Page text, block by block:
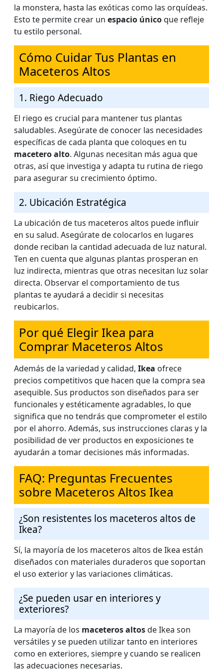
la monstera, hasta las exóticas como las orquídeas.
Esto te permite crear un espacio únicoque refleje
tu estilo personal.
Cómo Cuidar Tus Plantas en
Maceteros Altos
1. Riego Adecuado
El riego es crucial para mantener tus plantas
saludables. Asegúrate de conocer las necesidades
específicas de cada planta que coloques en tu
macetero alto. Algunas necesitan más agua que
otras, así que investiga y adapta tu rutina de riego
para asegurar su crecimiento óptimo.
2. Ubicación Estratégica
La ubicación de tus maceteros altos puede influir
en su salud. Asegúrate de colocarlos en lugares
donde reciban la cantidad adecuada de luz natural.
Ten en cuenta que algunas plantas prosperan en
luz indirecta, mientras que otras necesitan luz solar
directa. Observar el comportamiento de tus
plantas te ayudará a decidir si necesitas
reubicarlos.
Por qué Elegir Ikea para
Comprar Maceteros Altos
Además de la variedad y calidad, Ikea ofrece
precios competitivos que hacen que la compra sea
asequible. Sus productos son diseñados para ser
funcionales y estéticamente agradables, lo que
significa que no tendrás que comprometer el estilo
por el ahorro. Además, sus instrucciones claras y la
posibilidad de ver productos en exposiciones te
ayudarán a tomar decisiones más informadas.
FAQ: Preguntas Frecuentes
sobre Maceteros Altos Ikea
¿Son resistentes los maceteros altos de
Ikea?
Sí, la mayoría de los maceteros altos de Ikea están
diseñados con materiales duraderos que soportan
el uso exterior y las variaciones climáticas.
¿Se pueden usar en interiores y
exteriores?
La mayoría de los maceteros altosde Ikea son
versátiles y se pueden utilizar tanto en interiores
como en exteriores, siempre y cuando se realicen
las adecuaciones necesarias.